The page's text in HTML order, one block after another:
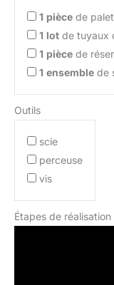
1 pièce de
1 lot de tuyaux
1 pièce de
1 ensemble de
Outils
scie
perceuse
vis
Étapes de réalisation